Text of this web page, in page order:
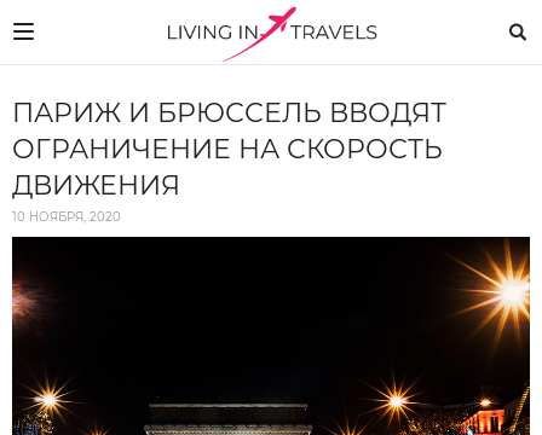
ПАРИЖ И БРЮССЕЛЬ ВВОДЯТ
ОГРАНИЧЕНИЕ НА СКОРОСТЬ
ДВИЖЕНИЯ
10 НОЯБРЯ, 2020